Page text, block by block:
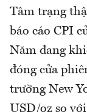
Tâm trạng
báo cáo CPI
Năm đang
đóng cửa
trường New
USD/oz so